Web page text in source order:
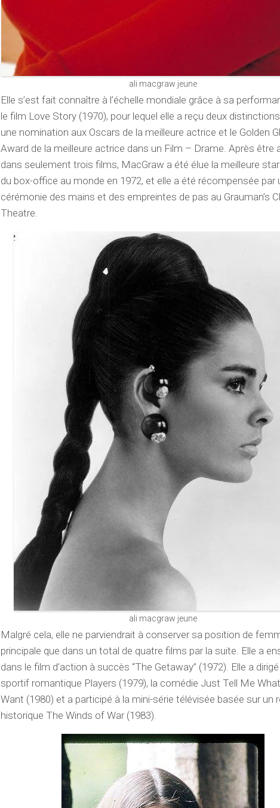
ali macgraw jeune
Elle s’est fait connaître à l’échelle mondiale grâce à sa
le film Love Story (1970), pour lequel elle a reçu deux distinctions
une nomination aux Oscars de la meilleure actrice et le Golden
Award de la meilleure actrice dans un Film – Drame. Après être
dans seulement trois films, MacGraw a été élue la meilleure
du box-office au monde en 1972, et elle a été récompensée par
cérémonie des mains et des empreintes de pas au Grauman’s
Theatre.
ali macgraw jeune
Malgré cela, elle ne parviendrait à conserver sa position de
principale que dans un total de quatre films par la suite. Elle a
dans le film d’action à succès “The Getaway” (1972). Elle a
sportif romantique Players (1979), la comédie Just Tell Me
Want (1980) et a participé à la mini-série télévisée basée sur un
historique The Winds of War (1983).